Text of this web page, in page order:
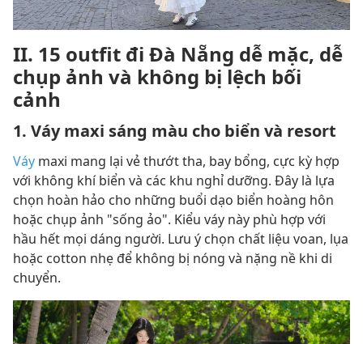
II. 15 outfit đi Đà Nẵng dễ mặc, dễ
chụp ảnh và không bị lệch bối
cảnh
1. Váy maxi sáng màu cho biển và resort
Váy maxi mang lại vẻ thướt tha, bay bổng, cực kỳ hợp
với không khí biển và các khu nghỉ dưỡng. Đây là lựa
chọn hoàn hảo cho những buổi dạo biển hoàng hôn
hoặc chụp ảnh "sống ảo". Kiểu váy này phù hợp với
hầu hết mọi dáng người. Lưu ý chọn chất liệu voan, lụa
hoặc cotton nhẹ để không bị nóng và nặng nề khi di
chuyển.